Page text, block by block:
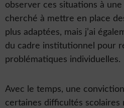
observer ces situations à une
cherché à mettre en place
plus adaptées, mais j’ai
du cadre institutionnel pour
problématiques individuelles.
Avec le temps, une conviction
certaines difficultés scolaires